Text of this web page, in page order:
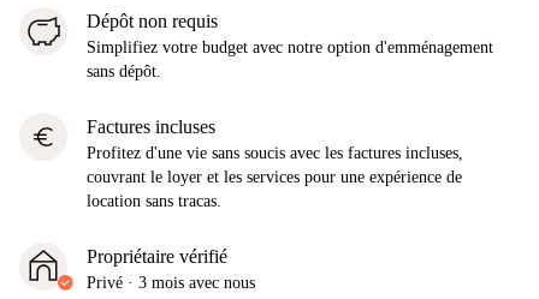
Dépôt non requis
Simplifiez votre budget avec notre option d'emménagement
sans dépôt.
euro Factures incluses
Profitez d'une vie sans soucis avec les factures incluses,
couvrant le loyer et les services pour une expérience de
location sans tracas.
Propriétaire vérifié
Privé · 3 mois avec nous